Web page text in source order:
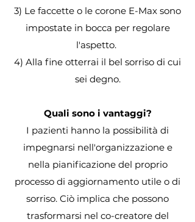
3) Le faccette o le corone E-Max sono
impostate in bocca per regolare
l'aspetto.
4) Alla fine otterrai il bel sorriso di cui
sei degno.
Quali sono i vantaggi?
I pazienti hanno la possibilità di
impegnarsi nell'organizzazione e
nella pianificazione del proprio
processo di aggiornamento utile o di
sorriso. Ciò implica che possono
trasformarsi nel co-creatore del